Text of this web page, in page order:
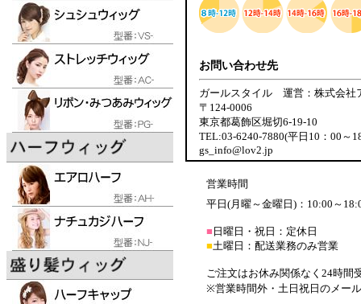
お問い合わせ先
ガールスタイル 運営：株式会社
〒124-0006
東京都葛飾区堀切6-19-10
TEL:03-6240-7880(平日10：00～
gs_info@lov2.jp
営業時間
平日(月曜～金曜日)：10:00～
■ 日曜日・祝日：定休日
■土曜日：配送業務のみ営業
ご注文はお休み関係なく24時間
※営業時間外・土日祝日のメー